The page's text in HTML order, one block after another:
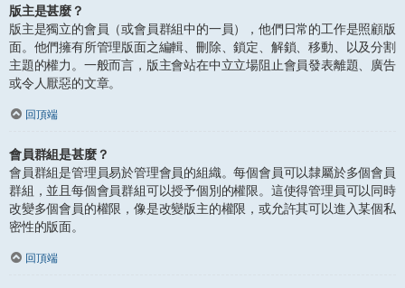
版主是甚麼？
版主是獨立的會員（或會員群組中的一員），他們日常的工作是照顧版
面。他們擁有所管理版面之編輯、刪除、鎖定、解鎖、移動、以及分割
主題的權力。一般而言，版主會站在中立立場阻止會員發表離題、廣告
或令人厭惡的文章。
回頂端
會員群組是甚麼？
會員群組是管理員易於管理會員的組織。每個會員可以隸屬於多個會員
群組，並且每個會員群組可以授予個別的權限。這使得管理員可以同時
改變多個會員的權限，像是改變版主的權限，或允許其可以進入某個私
密性的版面。
回頂端